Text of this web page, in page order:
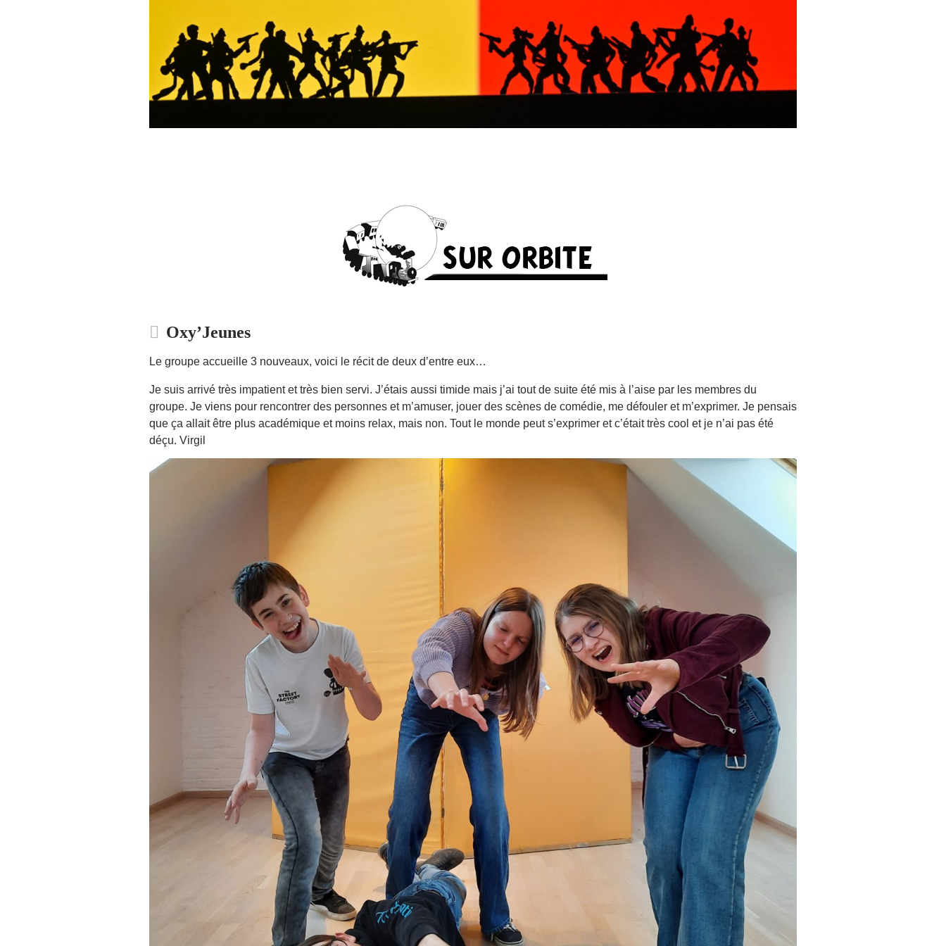
Oxy’Jeunes
Le groupe accueille 3 nouveaux, voici le récit de deux d’entre eux…
Je suis arrivé très impatient et très bien servi. J’étais aussi timide mais j’ai tout de suite été mis à l’aise par les membres du
groupe. Je viens pour rencontrer des personnes et m’amuser, jouer des scènes de comédie, me défouler et m’exprimer. Je pensais
que ça allait être plus académique et moins relax, mais non. Tout le monde peut s’exprimer et c’était très cool et je n’ai pas été
déçu. Virgil